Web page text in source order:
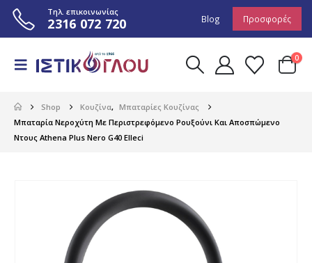
Τηλ. επικοινωνίας
2316 072 720 Blog Προσφορές
0
Shop Κουζίνα, Μπαταρίες Κουζίνας
Μπαταρία Νεροχύτη Με Περιστρεφόμενο Ρουξούνι Και Αποσπώμενο
Ντους Athena Plus Nero G40 Elleci